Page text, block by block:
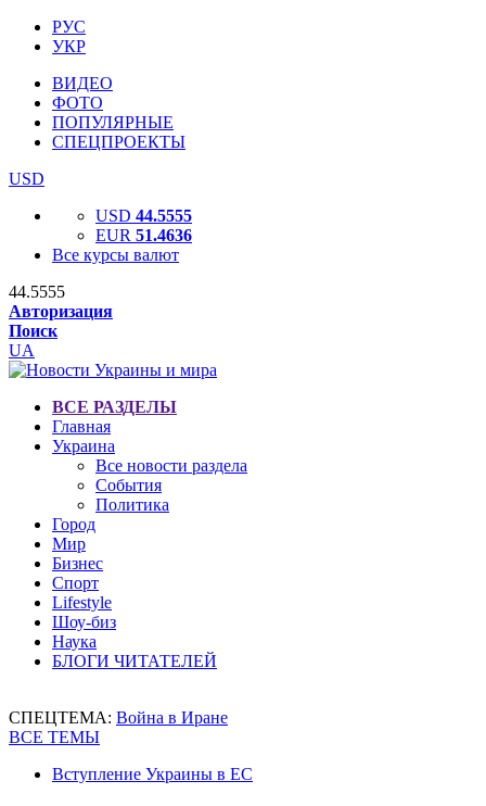
РУС
УКР
ВИДЕО
ФОТО
ПОПУЛЯРНЫЕ
СПЕЦПРОЕКТЫ
USD
USD 44.5555
EUR 51.4636
Все курсы валют
44.5555
Авторизация
Поиск
UA
ВСЕ РАЗДЕЛЫ
Главная
Украина
Все новости раздела
События
Политика
Город
Мир
Бизнес
Спорт
Lifestyle
Шоу-биз
Наука
БЛОГИ ЧИТАТЕЛЕЙ
СПЕЦТЕМА: Война в Иране
ВСЕ ТЕМЫ
Вступление Украины в ЕС